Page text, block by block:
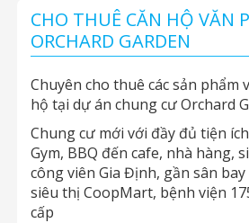
CHO THUÊ CĂN HỘ VĂN
ORCHARD GARDEN
Chuyên cho thuê các sản phẩm
hộ tại dự án chung cư Orchard
Chung cư mới với đầy đủ tiện
Gym, BBQ đến cafe, nhà hàng,
công viên Gia Định, gần sân
siêu thị CoopMart, bệnh viện
cấp